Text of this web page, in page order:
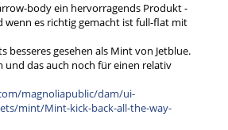
body ein hervorragends Produkt -
wenn es richtig gemacht ist full-flat mit
besseres gesehen als Mint von Jetblue.
und das auch noch für einen relativ
magnoliapublic/dam/ui-
mint/Mint-kick-back-all-the-way-